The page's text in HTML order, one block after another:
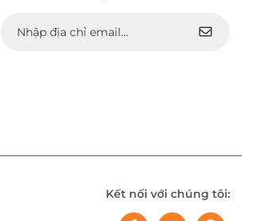
Kết nối với chúng tôi: